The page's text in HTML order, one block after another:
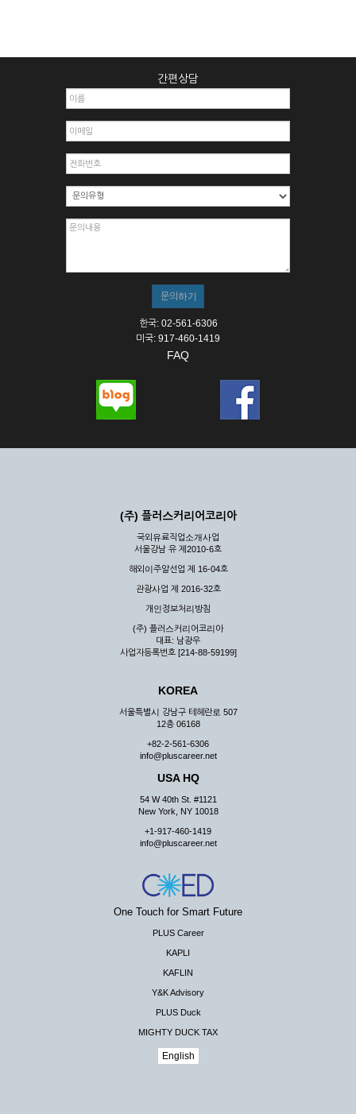
간편상담
한국: 02-561-6306
미국: 917-460-1419
FAQ
(주) 플러스커리어코리아
국외유료직업소개사업
서울강남 유 제2010-6호
해외이주알선업 제 16-04호
관광사업 제 2016-32호
개인정보처리방침
(주) 플러스커리어코리아
대표: 남광우
사업자등록번호 [214-88-59199]
KOREA
서울특별시 강남구 테헤란로 507
12층 06168
+82-2-561-6306
info@pluscareer.net
USA HQ
54 W 40th St. #1121
New York, NY 10018
+1-917-460-1419
info@pluscareer.net
One Touch for Smart Future
PLUS Career
KAPLI
KAFLIN
Y&K Advisory
PLUS Duck
MIGHTY DUCK TAX
English